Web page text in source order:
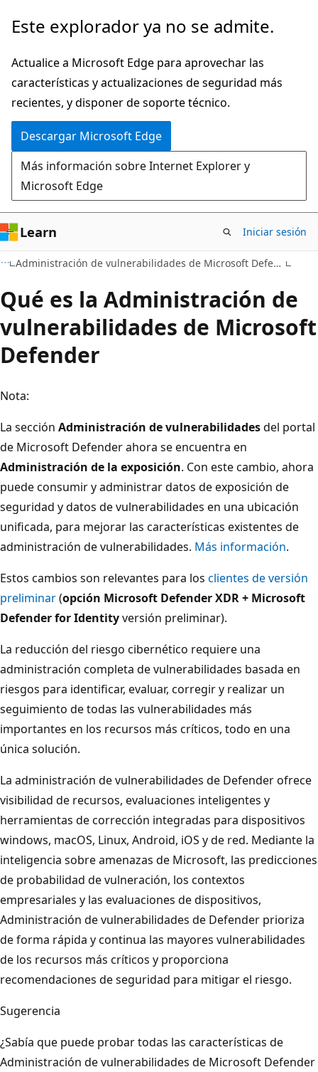
Ir
contenido
principal
Este explorador ya no se admite.
Actualice a Microsoft Edge para aprovechar las
características y actualizaciones de seguridad más
recientes, y disponer de soporte técnico.
Descargar Microsoft Edge
Más información sobre Internet Explorer y
Microsoft Edge
Learn Iniciar sesión
Administración de vulnerabilidades de Microsoft Defender
Qué es la Administración de
vulnerabilidades de Microsoft
Defender
Nota:
La sección Administración de vulnerabilidadesdel portal
de Microsoft Defender ahora se encuentra en
Administración de la exposición. Con este cambio, ahora
puede consumir y administrar datos de exposición de
seguridad y datos de vulnerabilidades en una ubicación
unificada, para mejorar las características existentes de
administración de vulnerabilidades. Más información.
Estos cambios son relevantes para los clientes de versión
preliminar(opción Microsoft Defender XDR + Microsoft
Defender for Identityversión preliminar).
La reducción del riesgo cibernético requiere una
administración completa de vulnerabilidades basada en
riesgos para identificar, evaluar, corregir y realizar un
seguimiento de todas las vulnerabilidades más
importantes en los recursos más críticos, todo en una
única solución.
La administración de vulnerabilidades de Defender ofrece
visibilidad de recursos, evaluaciones inteligentes y
herramientas de corrección integradas para dispositivos
windows, macOS, Linux, Android, iOS y de red. Mediante la
inteligencia sobre amenazas de Microsoft, las predicciones
de probabilidad de vulneración, los contextos
empresariales y las evaluaciones de dispositivos,
Administración de vulnerabilidades de Defender prioriza
de forma rápida y continua las mayores vulnerabilidades
de los recursos más críticos y proporciona
recomendaciones de seguridad para mitigar el riesgo.
Sugerencia
¿Sabía que puede probar todas las características de
Administración de vulnerabilidades de Microsoft Defender